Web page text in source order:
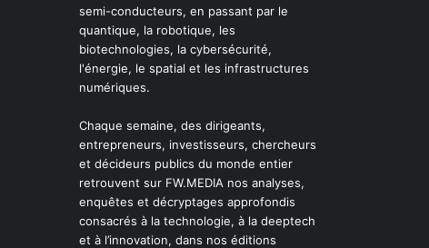
semi-conducteurs, en passant par le
quantique, la robotique, les
biotechnologies, la cybersécurité,
l'énergie, le spatial et les infrastructures
numériques.
Chaque semaine, des dirigeants,
entrepreneurs, investisseurs, chercheurs
et décideurs publics du monde entier
retrouvent sur FW.MEDIA nos analyses,
enquêtes et décryptages approfondis
consacrés à la technologie, à la deeptech
et à l’innovation, dans nos éditions